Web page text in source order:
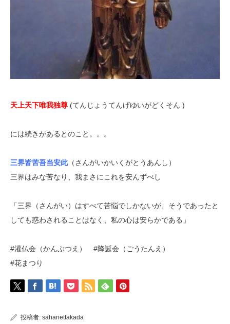
天上天下唯我独尊 (てんじょうてんげゆいがどくそん )
には続きがあるとのこと。。。
三界皆苦吾当安此（さんがいかいくがとうあんし）
三界はみな苦なり、我まさにこれを安んずべし
「三界（さんがい）はすべて苦悩でしかないが、そうであったと
しても惑わされることはなく、私の心は安らかである」
#灌仏会（かんぶつえ） #降誕会（ごうたんえ）
#花まつり
投稿者: sahanettakada